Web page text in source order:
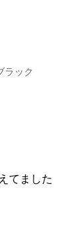
ラック
てました